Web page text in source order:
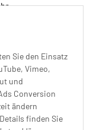
Sie den Einsatz
Vimeo,
und
Conversion
ändern
finden Sie